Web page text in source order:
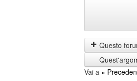
Questo
Vai a «